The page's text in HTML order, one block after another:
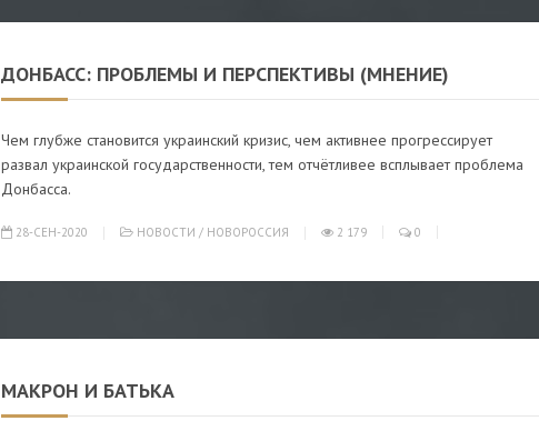
ДОНБАСС: ПРОБЛЕМЫ И ПЕРСПЕКТИВЫ (МНЕНИЕ)
Чем глубже становится украинский кризис, чем активнее прогрессирует
развал украинской государственности, тем отчётливее всплывает проблема
Донбасса.
28-СЕН-2020 НОВОСТИ / НОВОРОССИЯ 2 179 0
МАКРОН И БАТЬКА